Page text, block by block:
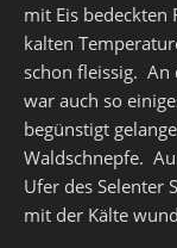
mit Eis bedeckten
kalten
schon fleissig. An
war auch so
begünstigt
Waldschnepfe.
Ufer des Selenter
mit der Kälte